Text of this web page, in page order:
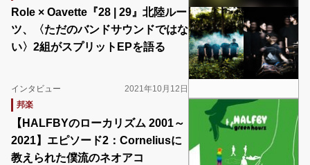
Role × Oavette『28 | 29』北陸ルー
ツ、〈ただのバンドサウンドではな
い〉2組がスプリットEPを語る
インタビュー
2021年10月12日
邦楽
【HALFBYのローカリズム 2001～
2021】エピソード2：Corneliusに
教えられた僕流のネオアコ